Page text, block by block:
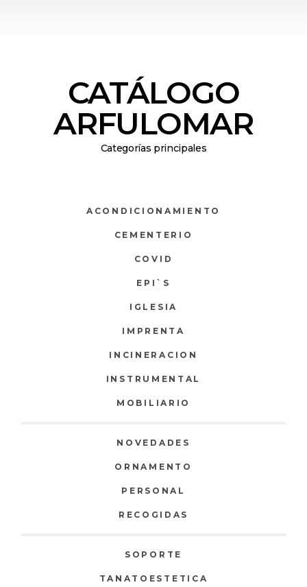
CATÁLOGO
ARFULOMAR
Categorías principales
ACONDICIONAMIENTO
CEMENTERIO
COVID
EPI`S
IGLESIA
IMPRENTA
INCINERACION
INSTRUMENTAL
MOBILIARIO
NOVEDADES
ORNAMENTO
PERSONAL
RECOGIDAS
SOPORTE
TANATOESTETICA